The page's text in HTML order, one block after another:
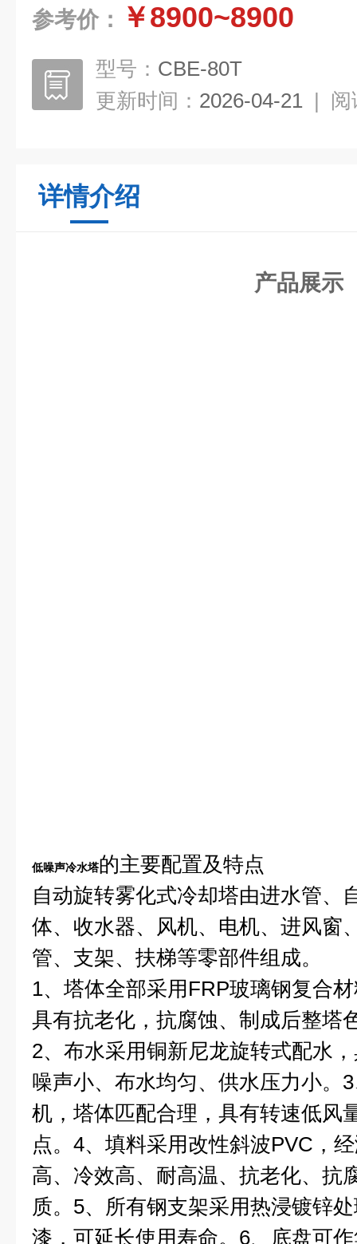
参考价： ￥8900~8900
型号： CBE-80T
更新时间： 2026-04-21 | 阅
详情介绍
产品展示
低噪声冷水塔的主要配置及特点
自动旋转雾化式冷却塔由进水管、
体、收水器、风机、电机、进风窗
管、支架、扶梯等零部件组成。
1、塔体全部采用 FRP玻璃钢复合
具有抗老化，抗腐蚀、制成后整塔
2、布水采用铜新尼龙旋转式配水
噪声小、布水均匀、供水压力小。 3
机，塔体匹配合理，具有转速低风
点。 4、填料采用改性斜波PVC ，
高、冷效高、耐高温、抗老化、抗
质。 5、所有钢支架采用热浸镀锌
漆，可延长使用寿命。 6、底盘可